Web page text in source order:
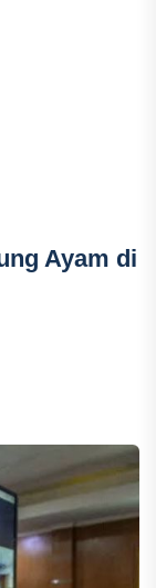
Ayam di